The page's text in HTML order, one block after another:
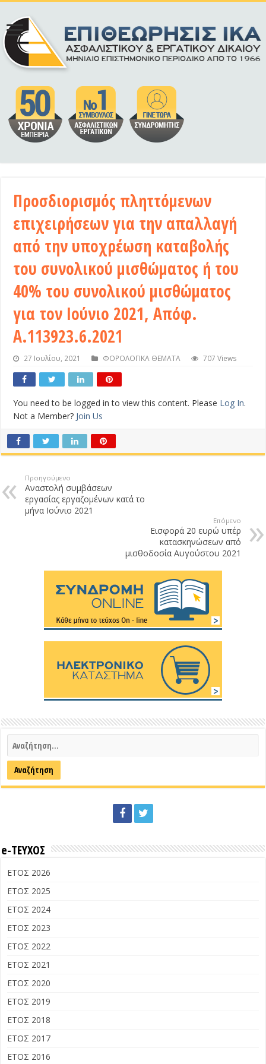
Προσδιορισμός πληττόμενων
επιχειρήσεων για την απαλλαγή
από την υποχρέωση καταβολής
του συνολικού μισθώματος ή του
40% του συνολικού μισθώματος
για τον Ιούνιο 2021, Απόφ.
Α.113923.6.2021
27 Ιουλίου, 2021 ΦΟΡΟΛΟΓΙΚΑ ΘΕΜΑΤΑ 707 Views
You need to be logged in to view this content. Please Log In.
Not a Member? Join Us
Προηγούμενο
Αναστολή συμβάσεων
εργασίας εργαζομένων κατά το
μήνα Ιούνιο 2021
Επόμενο
Εισφορά 20 ευρώ υπέρ
κατασκηνώσεων από
μισθοδοσία Αυγούστου 2021
e-ΤΕΥΧΟΣ
ΕΤΟΣ 2026
ΕΤΟΣ 2025
ΕΤΟΣ 2024
ΕΤΟΣ 2023
ΕΤΟΣ 2022
ΕΤΟΣ 2021
ΕΤΟΣ 2020
ΕΤΟΣ 2019
ΕΤΟΣ 2018
ΕΤΟΣ 2017
ΕΤΟΣ 2016